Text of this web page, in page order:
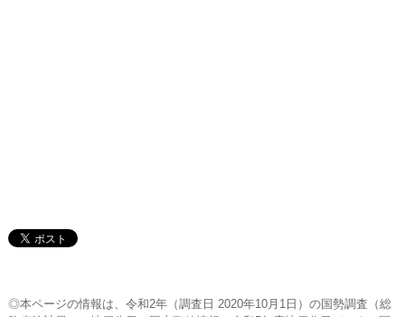
◎本ページの情報は、令和2年（調査日 2020年10月1日）の国勢調査（総